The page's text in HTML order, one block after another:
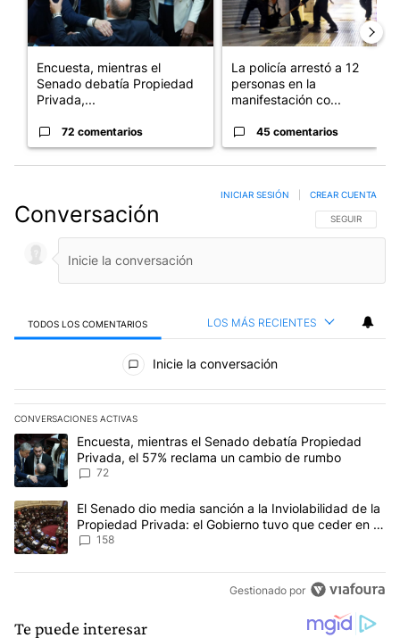
Encuesta, mientras el
Senado debatía Propiedad
Privada,...
72 comentarios
La policía arrestó a 12
personas en la
manifestación co...
45 comentarios
Conversación SIGA ESTA
SEGUIR
INICIAR SESIÓN CREAR CUENTA
TODOS LOS COMENTARIOS LOS MÁS RECIENTES
Todos los comentarios
Inicie la conversación
CONVERSACIONES ACTIVAS
Este listado muestra los artículos con más comentarios en los
Un artículo de tendencia con el título "Encuesta, mientras el
Encuesta, mientras el Senado debatía Propiedad
Privada, el 57% reclama un cambio de rumbo
72
Un artículo de tendencia con el título "El Senado dio media
El Senado dio media sanción a la Inviolabilidad de la
Propiedad Privada: el Gobierno tuvo que ceder en la
Ley del Manejo del Fuego
158
Gestionado por